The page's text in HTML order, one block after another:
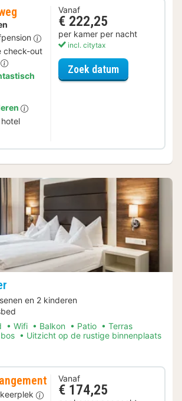
check-out
Vanaf
€ 222,25
per kamer per nacht
incl. citytax
Zoek datumvoor
en 2 kinderen
Wifi Balkon Patio
Terras
Uitzicht op de rustige binnenplaats
Vanaf
€ 174,25